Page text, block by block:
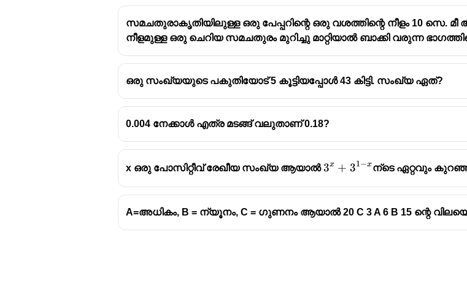
സമചതുരാകൃതിയിലുള്ള ഒരു പേപ്പറിന്റെ ഒരു വശത്തിന്റെ നീളം 10 സെ.
നീളമുള്ള ഒരു ചെറിയ സമചതുരം മുറിച്ചു മാറ്റിയാൽ ബാക്കി വരുന്ന
ഒരു സംഖ്യയുടെ പകുതിയോട് 5 കൂട്ടിയപ്പോൾ 43 കിട്ടി. സംഖ്യ ഏത്?
0.004 നേക്കാൾ എത്ര മടങ്ങ് വലുതാണ് 0.18?
x ഒരു പോസിറ്റീവ് രേഖീയ സംഖ്യ ആയാൽ3^x+3^{1-
3x + 31−xന്ടെ ഏറ്റവും
A=അധികം, B = ന്യൂനം, C = ഗുണനം ആയാൽ 20 C 3 A 6 B 15 ന്റെ